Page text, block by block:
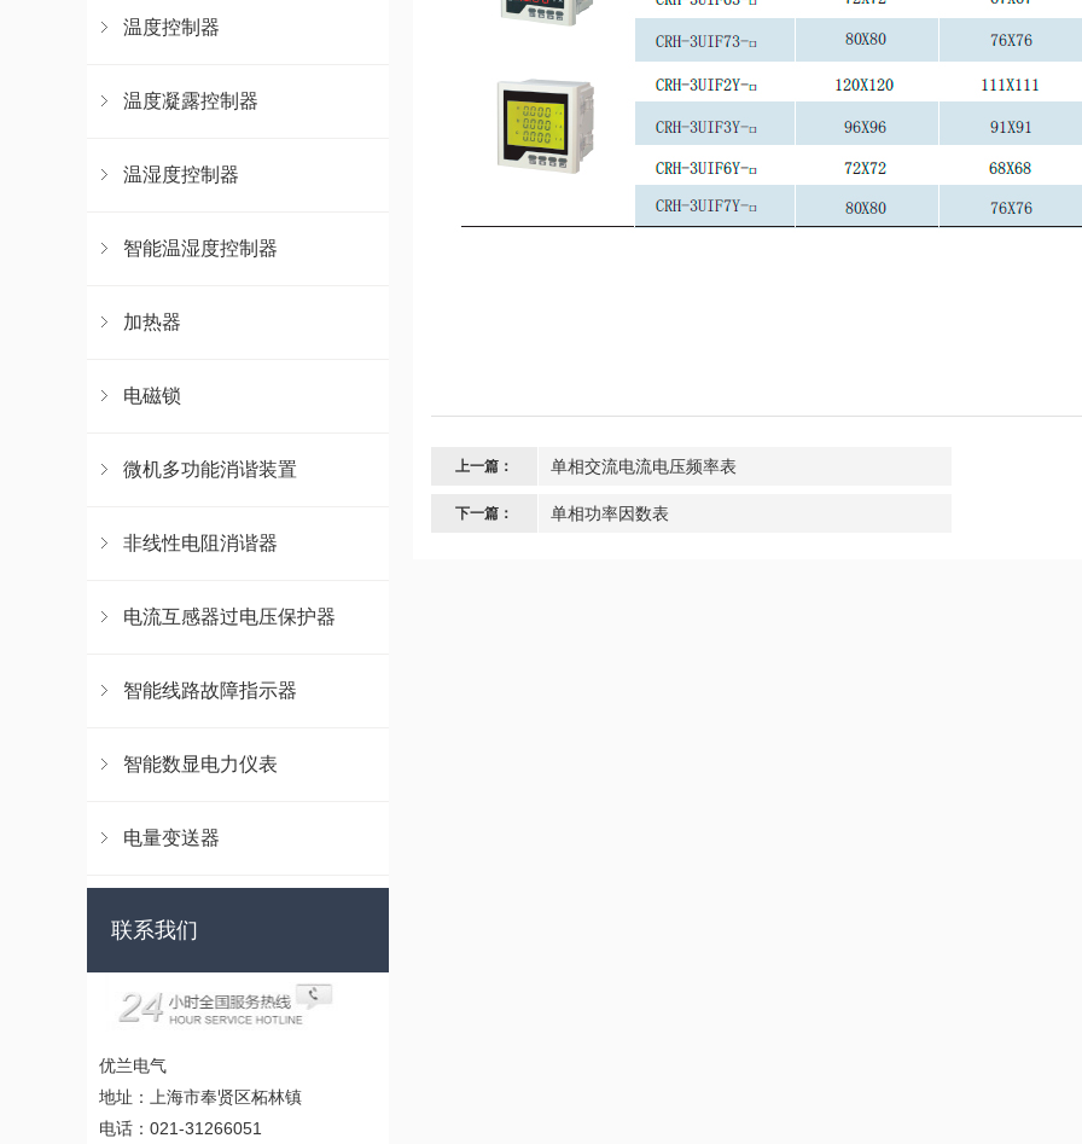
温度控制器
温度凝露控制器
温湿度控制器
智能温湿度控制器
加热器
电磁锁
微机多功能消谐装置
非线性电阻消谐器
电流互感器过电压保护器
智能线路故障指示器
智能数显电力仪表
电量变送器
联系我们
优兰电气
地址：上海市奉贤区柘林镇
电话：021-31266051
上一篇： 单相交流电流电压频率表
下一篇： 单相功率因数表